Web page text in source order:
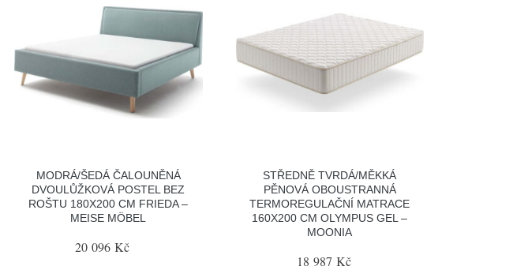
MODRÁ/ŠEDÁ ČALOUNĚNÁ
DVOULŮŽKOVÁ POSTEL BEZ
ROŠTU 180X200 CM FRIEDA –
MEISE MÖBEL
20 096 Kč
STŘEDNĚ TVRDÁ/MĚKKÁ
PĚNOVÁ OBOUSTRANNÁ
TERMOREGULAČNÍ MATRACE
160X200 CM OLYMPUS GEL –
MOONIA
18 987 Kč